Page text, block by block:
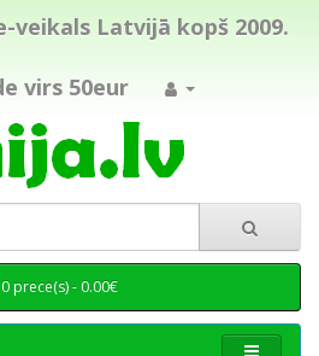
veikals Latvijā kopš 2009.
virs 50eur
0 prece(s) - 0.00€